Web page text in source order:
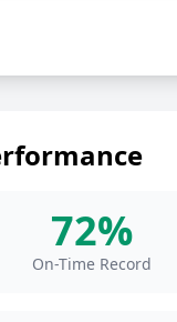
72%
On-Time Record